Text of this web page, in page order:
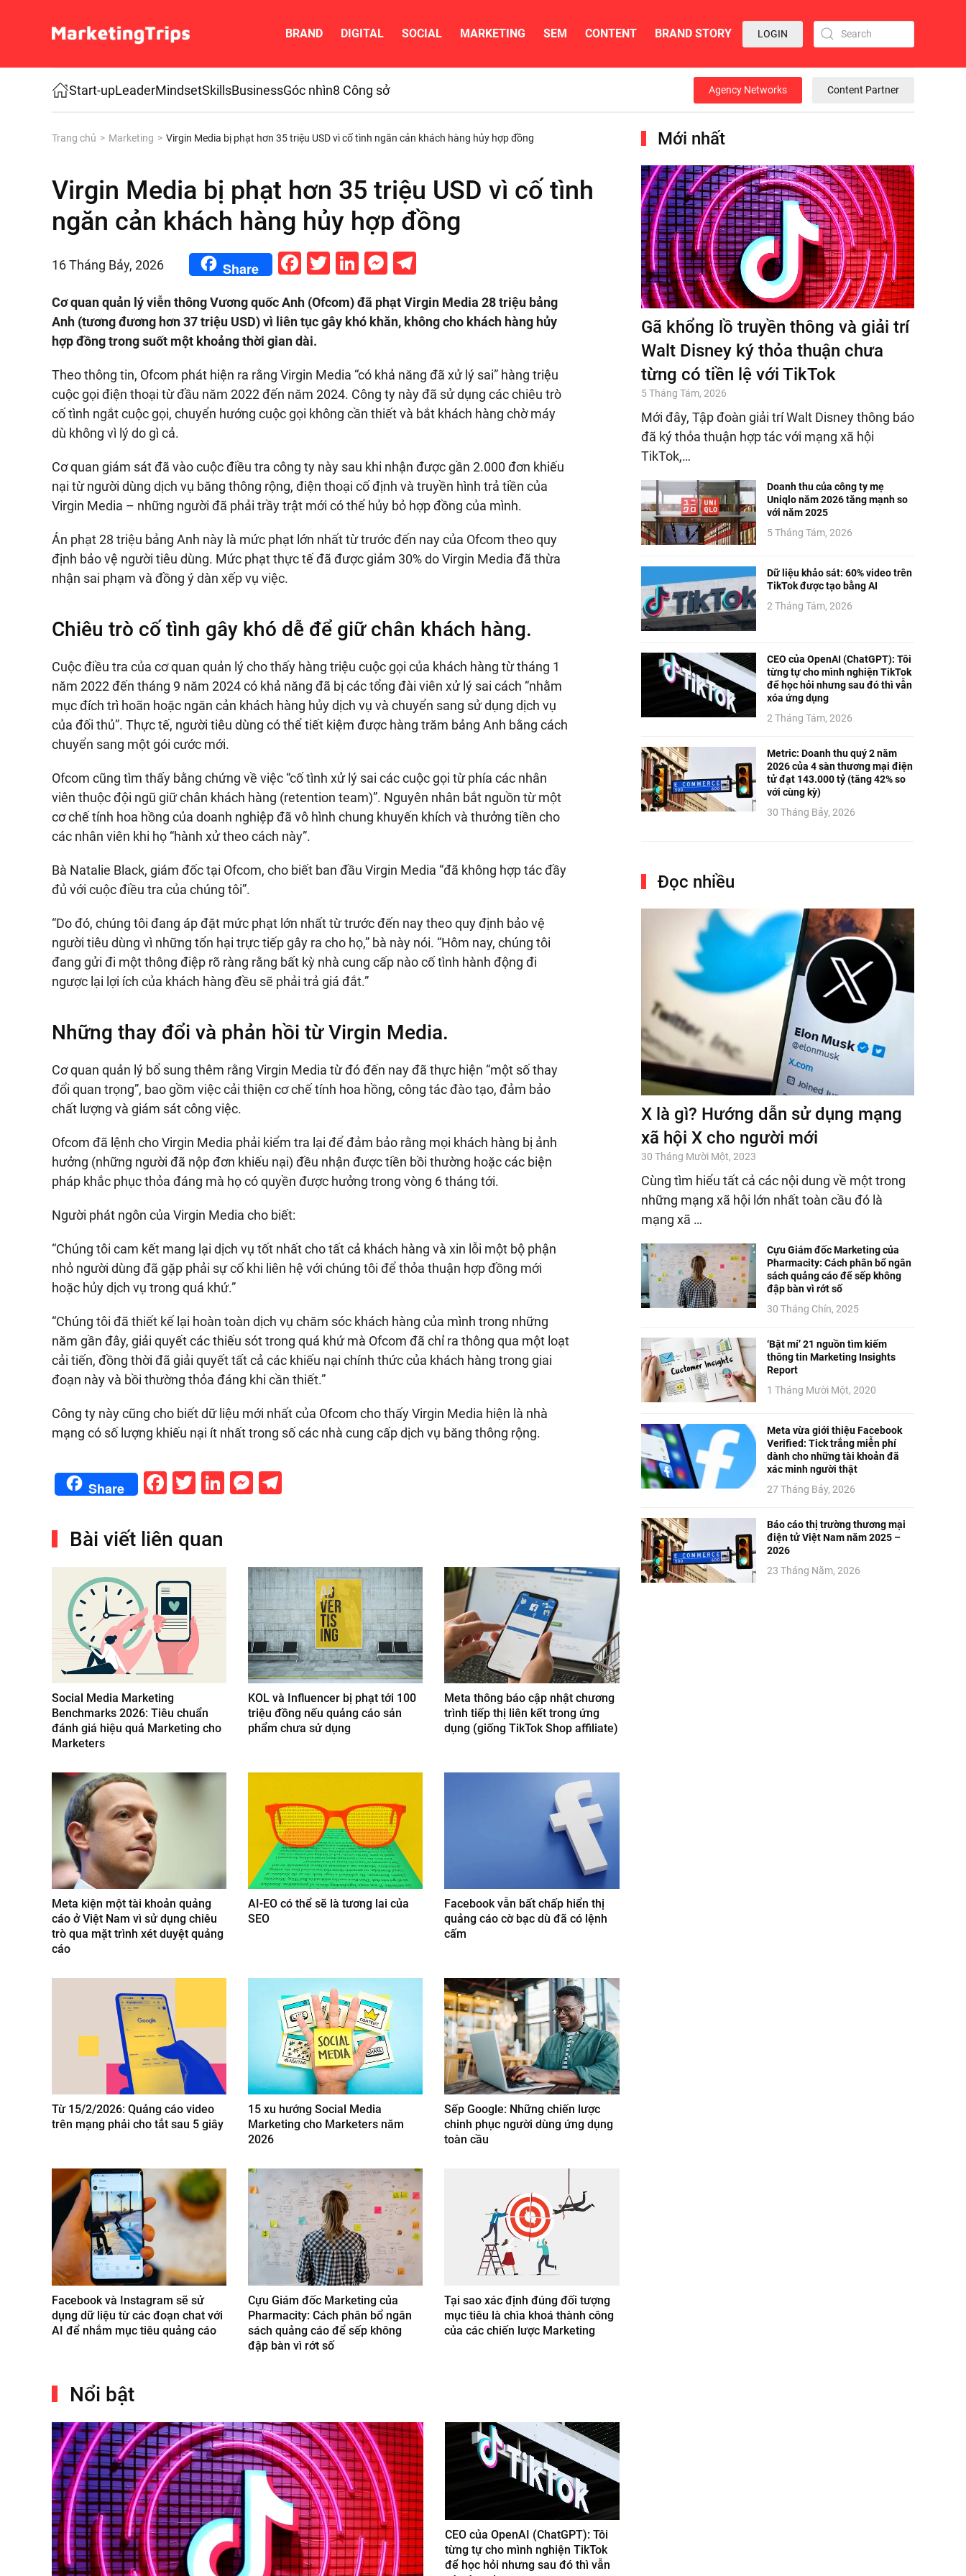
Skip to main content
BRAND DIGITAL SOCIAL MARKETING SEM CONTENT BRAND STORY LOGIN
Start-upLeaderMindsetSkillsBusinessGóc nhìn8 Công sở Agency Networks Content Partner
Trang chủ Marketing Virgin Media bị phạt hơn 35 triệu USD vì cố tình ngăn cản khách hàng hủy hợp đồng
Virgin Media bị phạt hơn 35 triệu USD vì cố tình
ngăn cản khách hàng hủy hợp đồng
16 Tháng Bảy, 2026 Share Facebook
Twitter
LinkedIn
Messenger
Telegram
Cơ quan quản lý viễn thông Vương quốc Anh (Ofcom) đã phạt Virgin Media 28 triệu bảng
Anh (tương đương hơn 37 triệu USD) vì liên tục gây khó khăn, không cho khách hàng hủy
hợp đồng trong suốt một khoảng thời gian dài.
Theo thông tin, Ofcom phát hiện ra rằng Virgin Media “có khả năng đã xử lý sai” hàng triệu
cuộc gọi điện thoại từ đầu năm 2022 đến năm 2024. Công ty này đã sử dụng các chiêu trò
cố tình ngắt cuộc gọi, chuyển hướng cuộc gọi không cần thiết và bắt khách hàng chờ máy
dù không vì lý do gì cả.
Cơ quan giám sát đã vào cuộc điều tra công ty này sau khi nhận được gần 2.000 đơn khiếu
nại từ người dùng dịch vụ băng thông rộng, điện thoại cố định và truyền hình trả tiền của
Virgin Media – những người đã phải trầy trật mới có thể hủy bỏ hợp đồng của mình.
Án phạt 28 triệu bảng Anh này là mức phạt lớn nhất từ trước đến nay của Ofcom theo quy
định bảo vệ người tiêu dùng. Mức phạt thực tế đã được giảm 30% do Virgin Media đã thừa
nhận sai phạm và đồng ý dàn xếp vụ việc.
Chiêu trò cố tình gây khó dễ để giữ chân khách hàng.
Cuộc điều tra của cơ quan quản lý cho thấy hàng triệu cuộc gọi của khách hàng từ tháng 1
năm 2022 đến tháng 9 năm 2024 có khả năng đã bị các tổng đài viên xử lý sai cách “nhằm
mục đích trì hoãn hoặc ngăn cản khách hàng hủy dịch vụ và chuyển sang sử dụng dịch vụ
của đối thủ”. Thực tế, người tiêu dùng có thể tiết kiệm được hàng trăm bảng Anh bằng cách
chuyển sang một gói cước mới.
Ofcom cũng tìm thấy bằng chứng về việc “cố tình xử lý sai các cuộc gọi từ phía các nhân
viên thuộc đội ngũ giữ chân khách hàng (retention team)”. Nguyên nhân bắt nguồn từ một
cơ chế tính hoa hồng của doanh nghiệp đã vô hình chung khuyến khích và thưởng tiền cho
các nhân viên khi họ “hành xử theo cách này”.
Bà Natalie Black, giám đốc tại Ofcom, cho biết ban đầu Virgin Media “đã không hợp tác đầy
đủ với cuộc điều tra của chúng tôi”.
“Do đó, chúng tôi đang áp đặt mức phạt lớn nhất từ trước đến nay theo quy định bảo vệ
người tiêu dùng vì những tổn hại trực tiếp gây ra cho họ,” bà này nói. “Hôm nay, chúng tôi
đang gửi đi một thông điệp rõ ràng rằng bất kỳ nhà cung cấp nào cố tình hành động đi
ngược lại lợi ích của khách hàng đều sẽ phải trả giá đắt.”
Những thay đổi và phản hồi từ Virgin Media.
Cơ quan quản lý bổ sung thêm rằng Virgin Media từ đó đến nay đã thực hiện “một số thay
đổi quan trọng”, bao gồm việc cải thiện cơ chế tính hoa hồng, công tác đào tạo, đảm bảo
chất lượng và giám sát công việc.
Ofcom đã lệnh cho Virgin Media phải kiểm tra lại để đảm bảo rằng mọi khách hàng bị ảnh
hưởng (những người đã nộp đơn khiếu nại) đều nhận được tiền bồi thường hoặc các biện
pháp khắc phục thỏa đáng mà họ có quyền được hưởng trong vòng 6 tháng tới.
Người phát ngôn của Virgin Media cho biết:
“Chúng tôi cam kết mang lại dịch vụ tốt nhất cho tất cả khách hàng và xin lỗi một bộ phận
nhỏ người dùng đã gặp phải sự cố khi liên hệ với chúng tôi để thỏa thuận hợp đồng mới
hoặc hủy dịch vụ trong quá khứ.”
“Chúng tôi đã thiết kế lại hoàn toàn dịch vụ chăm sóc khách hàng của mình trong những
năm gần đây, giải quyết các thiếu sót trong quá khứ mà Ofcom đã chỉ ra thông qua một loạt
cải tiến, đồng thời đã giải quyết tất cả các khiếu nại chính thức của khách hàng trong giai
đoạn này và bồi thường thỏa đáng khi cần thiết.”
Công ty này cũng cho biết dữ liệu mới nhất của Ofcom cho thấy Virgin Media hiện là nhà
mạng có số lượng khiếu nại ít nhất trong số các nhà cung cấp dịch vụ băng thông rộng.
Share Facebook
Twitter
LinkedIn
Messenger
Bài viết liên quan
Social Media Marketing
Benchmarks 2026: Tiêu chuẩn
đánh giá hiệu quả Marketing cho
Marketers
KOL và Influencer bị phạt tới 100
triệu đồng nếu quảng cáo sản
phẩm chưa sử dụng
Meta thông báo cập nhật chương
trình tiếp thị liên kết trong ứng
dụng (giống TikTok Shop affiliate)
Meta kiện một tài khoản quảng
cáo ở Việt Nam vì sử dụng chiêu
trò qua mặt trình xét duyệt quảng
cáo
AI-EO có thể sẽ là tương lai của
SEO
Facebook vẫn bất chấp hiển thị
quảng cáo cờ bạc dù đã có lệnh
cấm
Từ 15/2/2026: Quảng cáo video
trên mạng phải cho tắt sau 5 giây
15 xu hướng Social Media
Marketing cho Marketers năm
2026
Sếp Google: Những chiến lược
chinh phục người dùng ứng dụng
toàn cầu
Facebook và Instagram sẽ sử
dụng dữ liệu từ các đoạn chat với
AI để nhắm mục tiêu quảng cáo
Cựu Giám đốc Marketing của
Pharmacity: Cách phân bổ ngân
sách quảng cáo để sếp không
đập bàn vì rớt số
Tại sao xác định đúng đối tượng
mục tiêu là chìa khoá thành công
của các chiến lược Marketing
Nổi bật
CEO của OpenAI (ChatGPT): Tôi
từng tự cho mình nghiện TikTok
để học hỏi nhưng sau đó thì vẫn
Mới nhất
Gã khổng lồ truyền thông và giải trí
Walt Disney ký thỏa thuận chưa
từng có tiền lệ với TikTok
5 Tháng Tám, 2026
Mới đây, Tập đoàn giải trí Walt Disney thông báo
đã ký thỏa thuận hợp tác với mạng xã hội
TikTok,…
Doanh thu của công ty mẹ
Uniqlo năm 2026 tăng mạnh so
với năm 2025
5 Tháng Tám, 2026
Dữ liệu khảo sát: 60% video trên
TikTok được tạo bằng AI
2 Tháng Tám, 2026
CEO của OpenAI (ChatGPT): Tôi
từng tự cho mình nghiện TikTok
để học hỏi nhưng sau đó thì vẫn
xóa ứng dụng
2 Tháng Tám, 2026
Metric: Doanh thu quý 2 năm
2026 của 4 sàn thương mại điện
tử đạt 143.000 tỷ (tăng 42% so
với cùng kỳ)
30 Tháng Bảy, 2026
Đọc nhiều
X là gì? Hướng dẫn sử dụng mạng
xã hội X cho người mới
30 Tháng Mười Một, 2023
Cùng tìm hiểu tất cả các nội dung về một trong
những mạng xã hội lớn nhất toàn cầu đó là
mạng xã …
Cựu Giám đốc Marketing của
Pharmacity: Cách phân bổ ngân
sách quảng cáo để sếp không
đập bàn vì rớt số
30 Tháng Chín, 2025
‘Bật mí’ 21 nguồn tìm kiếm
thông tin Marketing Insights
Report
1 Tháng Mười Một, 2020
Meta vừa giới thiệu Facebook
Verified: Tick trắng miễn phí
dành cho những tài khoản đã
xác minh người thật
27 Tháng Bảy, 2026
Báo cáo thị trường thương mại
điện tử Việt Nam năm 2025 –
2026
23 Tháng Năm, 2026